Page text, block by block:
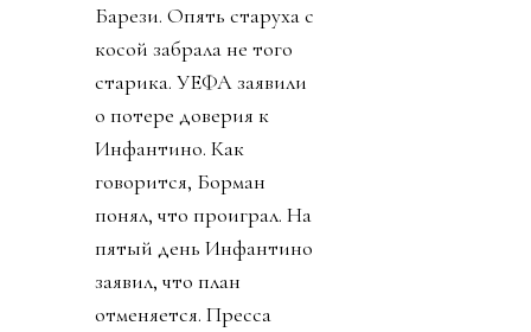
Барези. Опять старуха с
косой забрала не того
старика. УЕФА заявили
о потере доверия к
Инфантино. Как
говорится, Борман
понял, что проиграл. На
пятый день Инфантино
заявил, что план
отменяется. Пресса